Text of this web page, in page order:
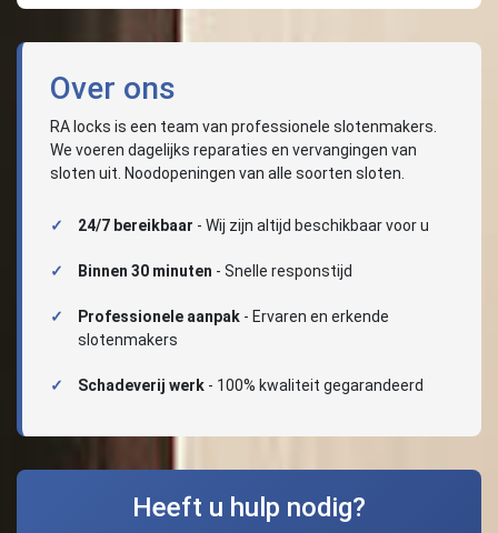
Over ons
RA locks is een team van professionele slotenmakers.
We voeren dagelijks reparaties en vervangingen van
sloten uit. Noodopeningen van alle soorten sloten.
24/7 bereikbaar - Wij zijn altijd beschikbaar voor u
Binnen 30 minuten - Snelle responstijd
Professionele aanpak - Ervaren en erkende
slotenmakers
Schadeverij werk - 100% kwaliteit gegarandeerd
Heeft u hulp nodig?